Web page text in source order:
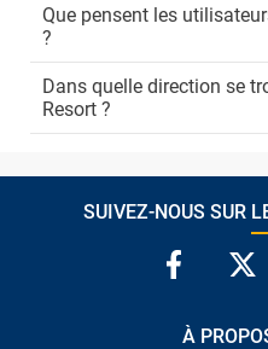
Que pensent les
?
Dans quelle direction se
Resort ?
SUIVEZ-NOUS SUR
À